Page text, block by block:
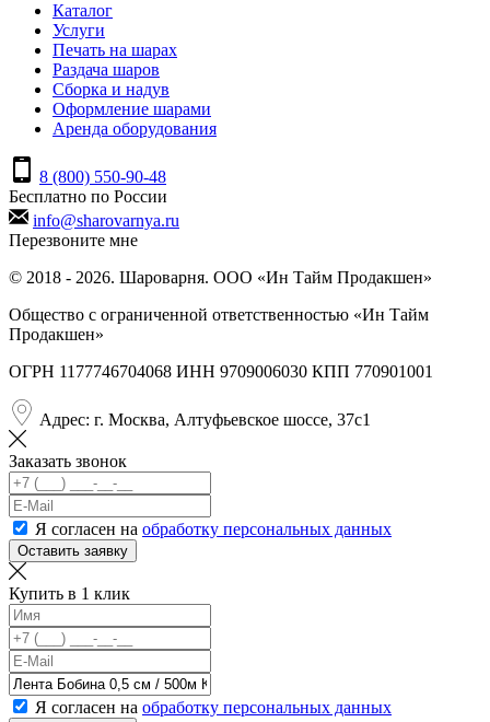
Каталог
Услуги
Печать на шарах
Раздача шаров
Сборка и надув
Оформление шарами
Аренда оборудования
8 (800) 550-90-48
Бесплатно по России
info@sharovarnya.ru
Перезвоните мне
© 2018 - 2026. Шароварня. ООО «Ин Тайм Продакшен»
Общество с ограниченной ответственностью «Ин Тайм
Продакшен»
ОГРН 1177746704068 ИНН 9709006030 КПП 770901001
Адрес: г. Москва, Алтуфьевское шоссе, 37с1
Заказать звонок
Я согласен на обработку персональных данных
Оставить заявку
Купить в 1 клик
Я согласен на обработку персональных данных